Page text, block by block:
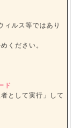
ィルス等ではあり
ください。
ド
として実行」して